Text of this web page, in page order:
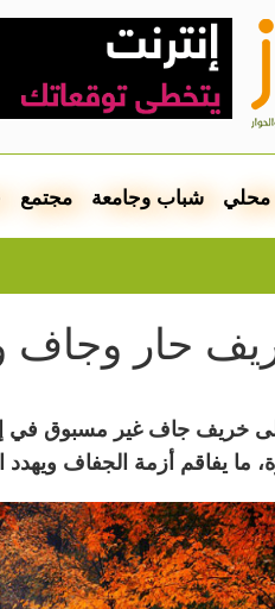
شباب وجامعة مجتمع
حار وجاف
خريف جاف غير مسبوق في
ما يفاقم أزمة الجفاف ويهدد